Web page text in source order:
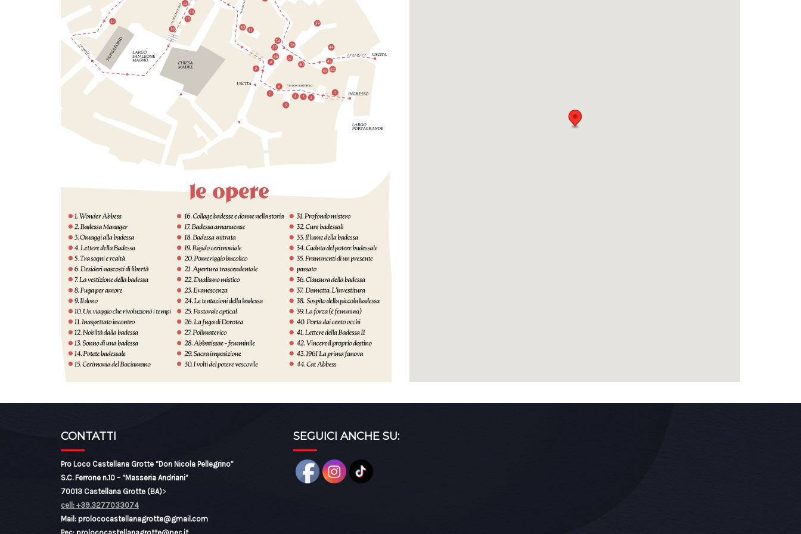
CONTATTI
Pro Loco Castellana Grotte “Don Nicola Pellegrino”
S.C. Ferrone n.10 – “Masseria Andriani”
70013 Castellana Grotte (BA)>
cell: +39.3277033074
Mail: prolococastellanagrotte@gmail.com
SEGUICI ANCHE SU: